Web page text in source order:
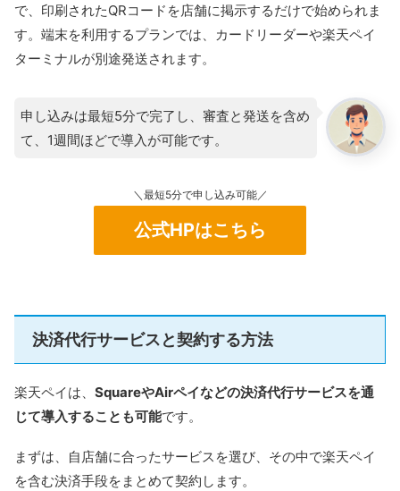
で、印刷されたQRコードを店舗に掲示するだけで始められま
す。端末を利用するプランでは、カードリーダーや楽天ペイ
ターミナルが別途発送されます。
申し込みは最短5分で完了し、審査と発送を含め
て、1週間ほどで導入が可能です。
＼最短5分で申し込み可能／
公式HPはこちら
決済代行サービスと契約する方法
楽天ペイは、 SquareやAirペイなどの決済代行サービスを通
じて導入することも可能です。
まずは、自店舗に合ったサービスを選び、その中で楽天ペイ
を含む決済手段をまとめて契約します。